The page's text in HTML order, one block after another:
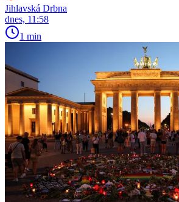
Jihlavská Drbna
dnes, 11:58
1 min